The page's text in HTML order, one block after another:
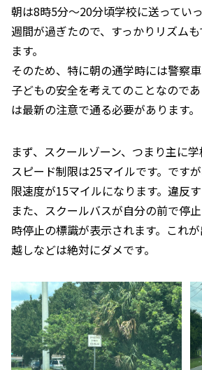
朝は8時5分〜20分頃学校に送ってい
週間が過ぎたので、すっかりリズム
ます。
そのため、特に朝の通学時には警察
子どもの安全を考えてのことなので
は最新の注意で通る必要があります。
まず、スクールゾーン、つまり主に
スピード制限は25マイルです。です
限速度が15マイルになります。違反
また、スクールバスが自分の前で停
時停止の標識が表示されます。これ
越しなどは絶対にダメです。